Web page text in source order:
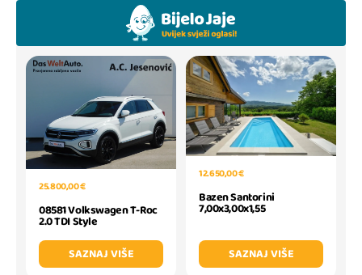
25.800,00 €
08581 Volkswagen T-Roc
2.0 TDI Style
SAZNAJ VIŠE
12.650,00 €
Bazen Santorini
7,00x3,00x1,55
SAZNAJ VIŠE